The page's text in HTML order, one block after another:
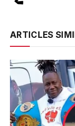
ARTICLES